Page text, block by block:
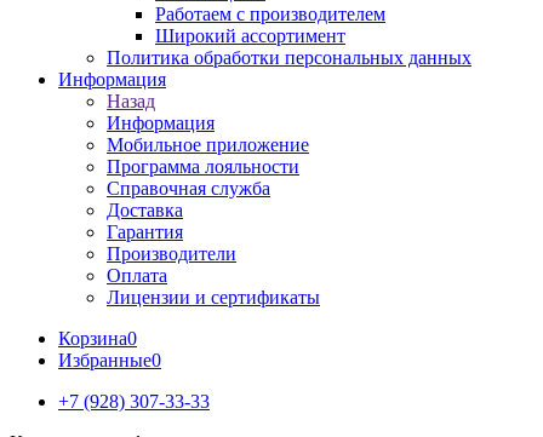
Работаем с производителем
Широкий ассортимент
Политика обработки персональных данных
Информация
Назад
Информация
Мобильное приложение
Программа лояльности
Справочная служба
Доставка
Гарантия
Производители
Оплата
Лицензии и сертификаты
Корзина0
Избранные0
+7 (928) 307-33-33